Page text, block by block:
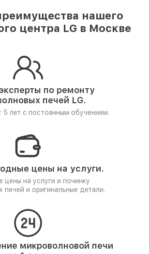
нашего
центра LG в Москве
по ремонту
печей LG.
5 лет с постоянным обучением.
цены на услуги.
цены на услуги и починку
печей и оригинальные детали.
микроволновой печи